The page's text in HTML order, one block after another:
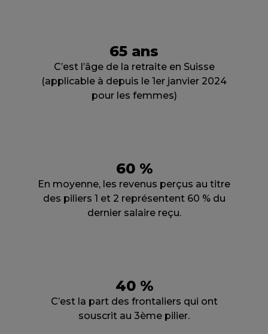
65 ans
C’est l’âge de la retraite en Suisse
(applicable à depuis le 1er janvier 2024
pour les femmes)
60 %
En moyenne, les revenus perçus au titre
des piliers 1 et 2 représentent 60 % du
dernier salaire reçu.
40 %
C’est la part des frontaliers qui ont
souscrit au 3ème pilier.